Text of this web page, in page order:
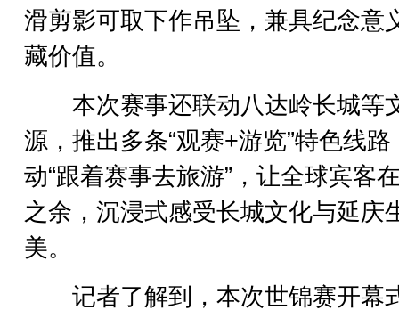
滑剪影可取下作吊坠，兼具纪念意
藏价值。
本次赛事还联动八达岭长城等
源，推出多条“观赛+游览”特色线路
动“跟着赛事去旅游”，让全球宾客
之余，沉浸式感受长城文化与延庆
美。
记者了解到，本次世锦赛开幕